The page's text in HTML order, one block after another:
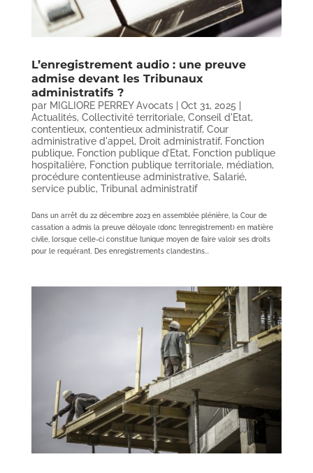
L’enregistrement audio : une preuve
admise devant les Tribunaux
administratifs ?
par MIGLIORE PERREY Avocats| Oct 31, 2025
Actualités, Collectivité territoriale, Conseil d'Etat,
contentieux, contentieux administratif, Cour
administrative d'appel, Droit administratif, Fonction
publique, Fonction publique d’Etat, Fonction publique
hospitalière, Fonction publique territoriale, médiation,
procédure contentieuse administrative, Salarié,
service public, Tribunal administratif
Dans un arrêt du 22 décembre 2023 en assemblée plénière, la Cour de
cassation a admis la preuve déloyale (donc l’enregistrement) en matière
civile, lorsque celle-ci constitue l’unique moyen de faire valoir ses droits
pour le requérant. Des enregistrements clandestins...